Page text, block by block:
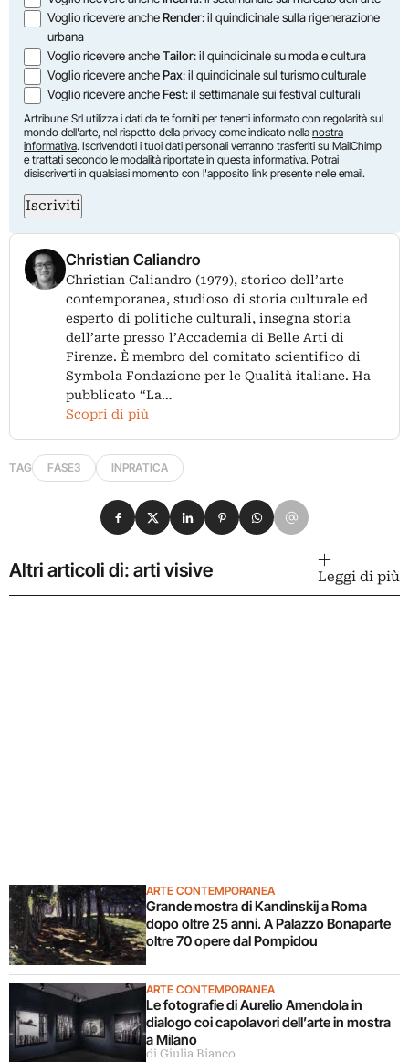
Voglio ricevere ancheRender: il quindicinale sulla rigenerazione
urbana
Voglio ricevere ancheTailor: il quindicinale su moda e cultura
Voglio ricevere anchePax: il quindicinale sul turismo culturale
Voglio ricevere ancheFest: il settimanale sui festival culturali
Artribune Srl utilizza i dati da te forniti per tenerti informato con regolarità sul
mondo dell'arte, nel rispetto della privacy come indicato nella nostra
informativa. Iscrivendoti i tuoi dati personali verranno trasferiti su MailChimp
e trattati secondo le modalità riportate in questa informativa. Potrai
disiscriverti in qualsiasi momento con l'apposito link presente nelle email.
Iscriviti
Christian Caliandro
Christian Caliandro (1979), storico dell’arte
contemporanea, studioso di storia culturale ed
esperto di politiche culturali, insegna storia
dell’arte presso l’Accademia di Belle Arti di
Firenze. È membro del comitato scientifico di
Symbola Fondazione per le Qualità italiane. Ha
pubblicato “La…
Scopri di più
TAG FASE3 INPRATICA
Condividi su Facebook
Condividi su X
Condividi su LinkedIn
Condividi su Pinterest
Condividi su WhatsApp
Condividi su Email
Altri articoli di: arti visive Leggi di più
ARTE CONTEMPORANEA
Grande mostra di Kandinskij a Roma
dopo oltre 25 anni. A Palazzo Bonaparte
oltre 70 opere dal Pompidou
ARTE CONTEMPORANEA
Le fotografie di Aurelio Amendola in
dialogo coi capolavori dell’arte in mostra
a Milano
di Giulia Bianco